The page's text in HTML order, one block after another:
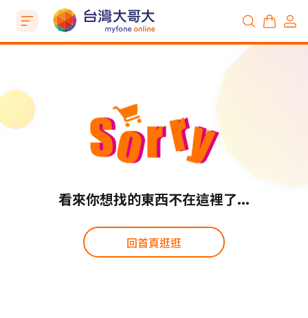
看來你想找的東西不在這裡了...
回首頁逛逛